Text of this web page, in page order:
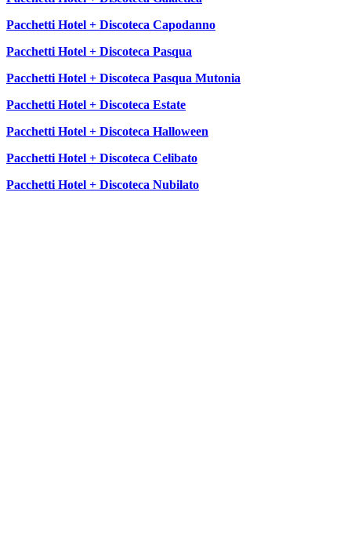
Pacchetti Hotel + Discoteca Capodanno
Pacchetti Hotel + Discoteca Pasqua
Pacchetti Hotel + Discoteca Pasqua Mutonia
Pacchetti Hotel + Discoteca Estate
Pacchetti Hotel + Discoteca Halloween
Pacchetti Hotel + Discoteca Celibato
Pacchetti Hotel + Discoteca Nubilato